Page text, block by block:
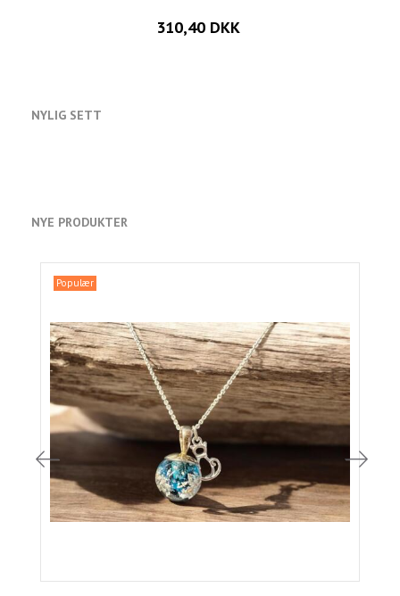
310,40 DKK
NYLIG SETT
NYE PRODUKTER
Populær